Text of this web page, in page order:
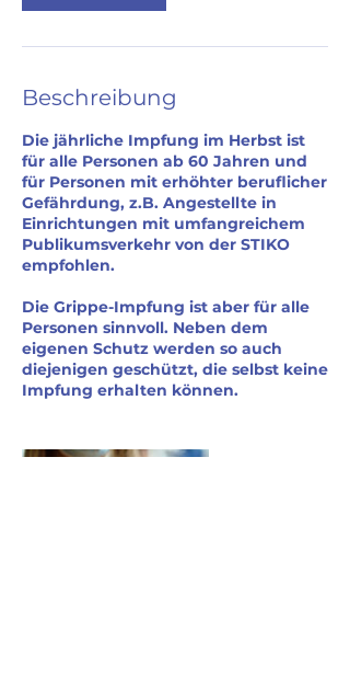
Beschreibung
Die jährliche Impfung im Herbst ist
für alle Personen ab 60 Jahren und
für Personen mit erhöhter beruflicher
Gefährdung, z.B. Angestellte in
Einrichtungen mit umfangreichem
Publikumsverkehr von der STIKO
empfohlen.
Die Grippe-Impfung ist aber für alle
Personen sinnvoll. Neben dem
eigenen Schutz werden so auch
diejenigen geschützt, die selbst keine
Impfung erhalten können.